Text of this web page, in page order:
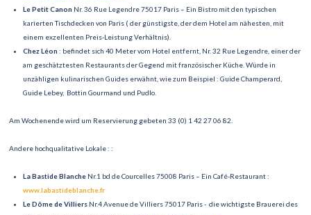
Le Petit Canon Nr. 36 Rue Legendre 75017 Paris – Ein Bistro mit den typischen
karierten Tischdecken von Paris ( der günstigste, der dem Hotel am nähesten, mit
einem exzellenten Preis-Leistung Verhältnis).
Chez Léon : befindet sich 40 Meter vom Hotel entfernt, Nr. 32 Rue Legendre, einer der
am geschätztesten Restaurants der Gegend mit französischer Küche. Würde in
unzähligen kulinarischen Guides erwähnt, wie zum Beispiel : Guide Champerard,
Guide Lebey, Bottin Gourmand und Pudlo.
Am Wochenende wird um Reservierung gebeten 33 (0) 1 42 27 06 82.
Andere hochqualitative Lokale : :
La Bastide Blanche Nr.1 bd de Courcelles 75008 Paris – Ein Café-Restaurant :
www.labastideblanche.fr
Le Dôme de Villiers Nr.4 Avenue de Villiers 75017 Paris - die wichtigste Brauerei des